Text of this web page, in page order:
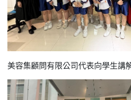
美容集顧問有限公司代表向學生講